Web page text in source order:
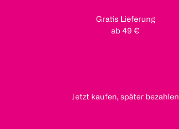
Gratis Lieferung
ab 49 €
Jetzt kaufen, später bezahlen